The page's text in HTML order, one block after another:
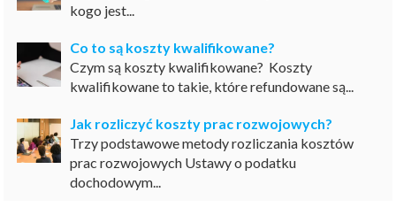
kogo jest...
Co to są koszty kwalifikowane?
Czym są koszty kwalifikowane? Koszty
kwalifikowane to takie, które refundowane są...
Jak rozliczyć koszty prac rozwojowych?
Trzy podstawowe metody rozliczania kosztów
prac rozwojowych Ustawy o podatku
dochodowym...